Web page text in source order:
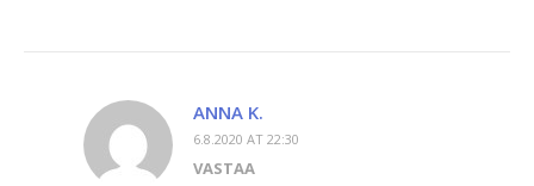
ANNA K.
6.8.2020 AT 22:30
VASTAA